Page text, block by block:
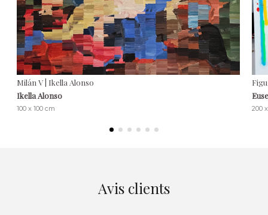
Milán V | Ikella Alonso
Ikella Alonso
100 x 100 cm 200
Avis clients